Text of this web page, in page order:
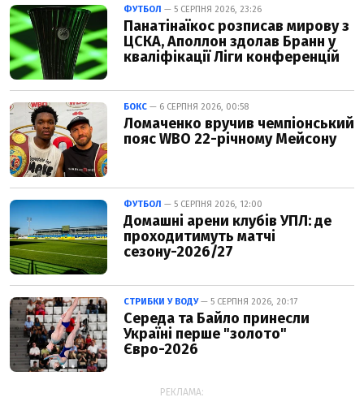
ФУТБОЛ — 5 СЕРПНЯ 2026, 23:26
Панатінаїкос розписав мирову з
ЦСКА, Аполлон здолав Бранн у
кваліфікації Ліги конференцій
БОКС — 6 СЕРПНЯ 2026, 00:58
Ломаченко вручив чемпіонський
пояс WBO 22-річному Мейсону
ФУТБОЛ — 5 СЕРПНЯ 2026, 12:00
Домашні арени клубів УПЛ: де
проходитимуть матчі
сезону-2026/27
СТРИБКИ У ВОДУ— 5 СЕРПНЯ 2026, 20:17
Середа та Байло принесли
Україні перше "золото"
Євро-2026
РЕКЛАМА: